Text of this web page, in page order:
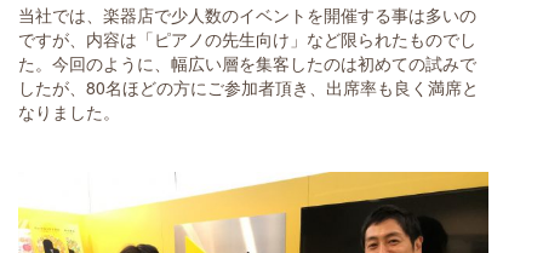
当社では、楽器店で少人数のイベントを開催する事は多いの
ですが、内容は「ピアノの先生向け」など限られたものでし
た。今回のように、幅広い層を集客したのは初めての試みで
したが、80名ほどの方にご参加者頂き、出席率も良く満席と
なりました。